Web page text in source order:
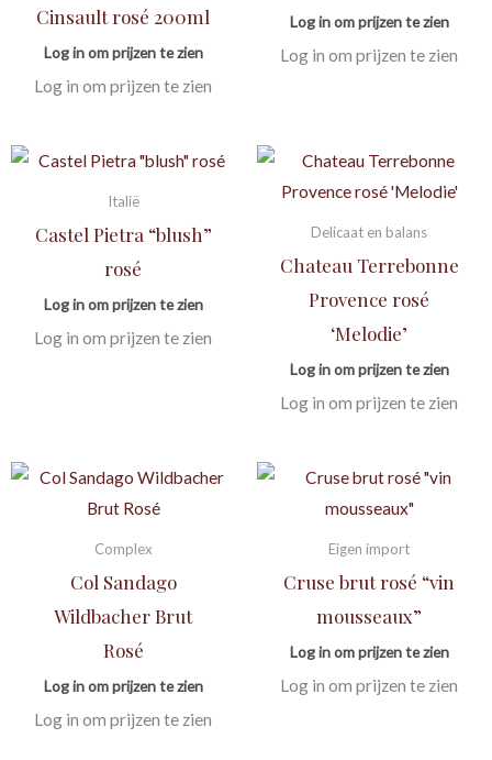
Cinsault rosé 200ml
Log in om prijzen te zien
Log in om prijzen te zien
Log in om prijzen te zien
Log in om prijzen te zien
Italië
Castel Pietra “blush”
rosé
Log in om prijzen te zien
Log in om prijzen te zien
Delicaat en balans
Chateau Terrebonne
Provence rosé
‘Melodie’
Log in om prijzen te zien
Log in om prijzen te zien
Complex
Col Sandago
Wildbacher Brut
Rosé
Log in om prijzen te zien
Log in om prijzen te zien
Eigen import
Cruse brut rosé “vin
mousseaux”
Log in om prijzen te zien
Log in om prijzen te zien